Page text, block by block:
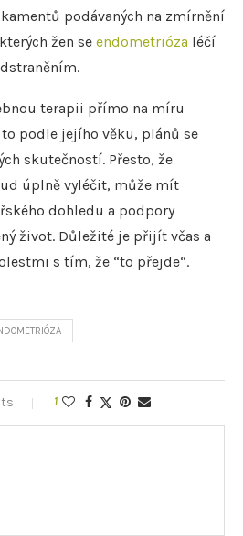
podávaných na zmírnění
žen se endometrióza léčí
terapii přímo na míru
podle jejího věku, plánů se
skutečností. Přesto, že
úplně vyléčit, může mít
dohledu a podpory
život. Důležité je přijít včas a
s tím, že “to přejde“.
1